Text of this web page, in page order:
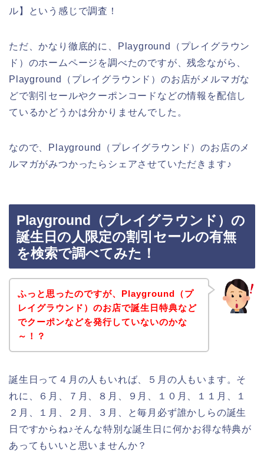
ル】という感じで調査！
ただ、かなり徹底的に、Playground（プレイグラウン
ド）のホームページを調べたのですが、残念ながら、
Playground（プレイグラウンド）のお店がメルマガな
どで割引セールやクーポンコードなどの情報を配信し
ているかどうかは分かりませんでした。
なので、Playground（プレイグラウンド）のお店のメ
ルマガがみつかったらシェアさせていただきます♪
Playground（プレイグラウンド）の
誕生日の人限定の割引セールの有無
を検索で調べてみた！
ふっと思ったのですが、Playground（プ
レイグラウンド）のお店で誕生日特典など
でクーポンなどを発行していないのかな
～！？
誕生日って４月の人もいれば、５月の人もいます。そ
れに、６月、７月、８月、９月、１０月、１１月、１
２月、１月、２月、３月、と毎月必ず誰かしらの誕生
日ですからね♪そんな特別な誕生日に何かお得な特典が
あってもいいと思いませんか？